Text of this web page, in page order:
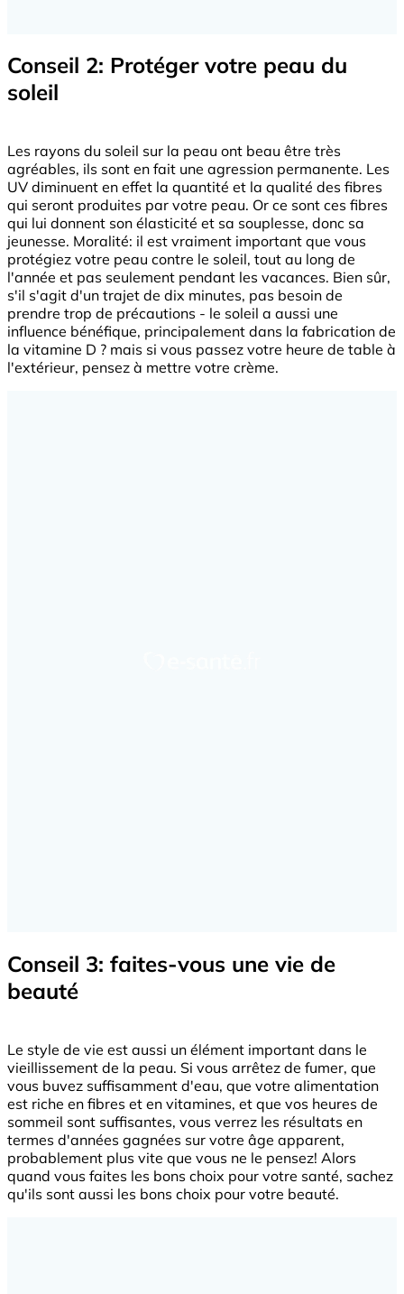
Conseil 2: Protéger votre peau du
soleil
Les rayons du soleil sur la peau ont beau être très
agréables, ils sont en fait une agression permanente. Les
UV diminuent en effet la quantité et la qualité des fibres
qui seront produites par votre peau. Or ce sont ces fibres
qui lui donnent son élasticité et sa souplesse, donc sa
jeunesse. Moralité: il est vraiment important que vous
protégiez votre peau contre le soleil, tout au long de
l'année et pas seulement pendant les vacances. Bien sûr,
s'il s'agit d'un trajet de dix minutes, pas besoin de
prendre trop de précautions - le soleil a aussi une
influence bénéfique, principalement dans la fabrication de
la vitamine D ? mais si vous passez votre heure de table à
l'extérieur, pensez à mettre votre crème.
Conseil 3: faites-vous une vie de
beauté
Le style de vie est aussi un élément important dans le
vieillissement de la peau. Si vous arrêtez de fumer, que
vous buvez suffisamment d'eau, que votre alimentation
est riche en fibres et en vitamines, et que vos heures de
sommeil sont suffisantes, vous verrez les résultats en
termes d'années gagnées sur votre âge apparent,
probablement plus vite que vous ne le pensez! Alors
quand vous faites les bons choix pour votre santé, sachez
qu'ils sont aussi les bons choix pour votre beauté.